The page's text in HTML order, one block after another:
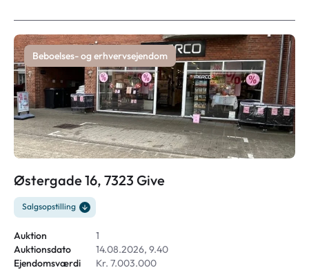
Beboelses- og erhvervsejendom
Østergade 16, 7323 Give
Salgsopstilling
Auktion
1
Auktionsdato
14.08.2026, 9.40
Ejendomsværdi
Kr. 7.003.000